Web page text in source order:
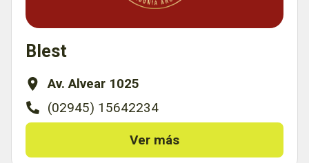
Blest
Av. Alvear 1025
(02945) 15642234
Ver más